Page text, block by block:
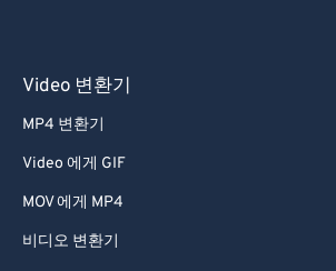
Video 변환기
MP4 변환기
Video 에게 GIF
MOV 에게 MP4
비디오 변환기